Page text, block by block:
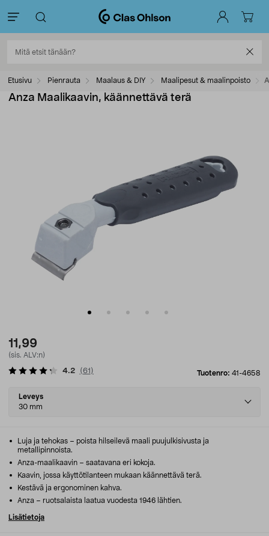
Etusivu Pienrauta Maalaus & DIY Maalipesut & maalinpoisto
Anza Maalikaavin, käännettävä terä
11,99
(sis. ALV:n)
Tuotenro: 41-4658
4.2 (61 )
Select
variant
Leveys
30 mm
Luja ja tehokas – poista hilseilevä maali puujulkisivusta ja
metallipinnoista.
Anza-maalikaavin – saatavana eri kokoja.
Kaavin, jossa käyttötilanteen mukaan käännettävä terä.
Kestävä ja ergonominen kahva.
Anza – ruotsalaista laatua vuodesta 1946 lähtien.
Lisätietoja